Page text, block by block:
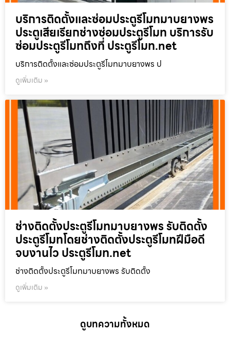
บริการติดตั้งและซ่อมประตูรีโมทมาบยางพร
ประตูเสียเรียกช่างซ่อมประตูรีโมท บริการรับ
ซ่อมประตูรีโมทถึงที่ ประตูรีโมท.net
บริการติดตั้งและซ่อมประตูรีโมทมาบยางพร ป
ดูเพิ่มเติม »
ช่างติดตั้งประตูรีโมทมาบยางพร รับติดตั้ง
ประตูรีโมทโดยช่างติดตั้งประตูรีโมทฝีมือดี
จบงานไว ประตูรีโมท.net
ช่างติดตั้งประตูรีโมทมาบยางพร รับติดตั้ง
ดูเพิ่มเติม »
ดูบทความทั้งหมด